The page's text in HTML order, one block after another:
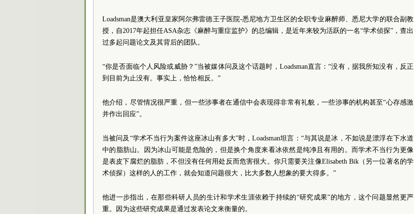
Loadsman是澳大利亚皇家阿尔弗雷德王子医院-悉尼地方卫生区的全职专业麻醉师、悉尼大学的联合副教
授，自2017年起担任ASA杂志《麻醉与重症监护》的总编辑，是近年来较为活跃的一名“学术侦探”，查出
过多起问题论文及其背后的团队。
“你是否面临个人风险或威胁？”当被媒体问及这个话题时，Loadsman直言：“没有，据我所知没有，反正
到目前为止没有。事实上，恰恰相反。”
他介绍，尽管情况很严重，但一些涉事者在通信中会表现得非常有礼貌，一些涉事的机构甚至“心存感激
并作出回应”。
当被问及“学术不当行为案件这座冰山有多大”时，Loadsman坦言：“与其说是冰，不如说是漂浮在下水道
中的脂肪山。因为冰山可能是危险的，但是换个角度来看冰依然是纯净且有用的。而学术不当行为更像
是表皮下腐烂的脂肪，不但没有任何用处反而危害很大。你只需要关注像Elisabeth Bik（另一位著名的学
术侦探）这样的人的工作，就会知道问题很大，比大多数人想象的要大得多。”
他进一步指出，在那些科研人员的生计和学术生涯依赖于持续的“研究成果”的地方，这个问题显然更严
重。因为这些研究成果是通过发表论文来衡量的。